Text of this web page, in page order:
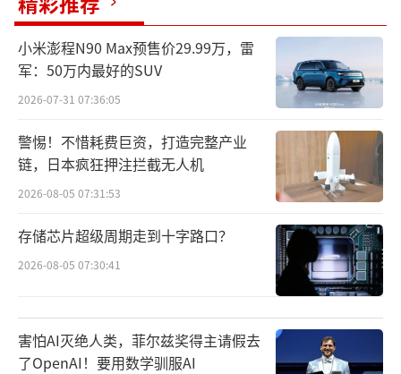
（上图来自快手2026年Q1业绩报告文档）
在用户基本盘方面，快手应用的平均日活
跃用户达到4.127亿，同比增长1.2%；平均月
活跃用户7.717亿，同比增长8.4%，月活规模
创下历史新高。
小米澎程N90 Max预售价29.99万，雷
军：50万内最好的SUV
2026-07-31 07:36:05
警惕！不惜耗费巨资，打造完整产业
链，日本疯狂押注拦截无人机
2026-08-05 07:31:53
存储芯片超级周期走到十字路口？
2026-08-05 07:30:41
害怕AI灭绝人类，菲尔兹奖得主请假去
了OpenAI！要用数学驯服AI